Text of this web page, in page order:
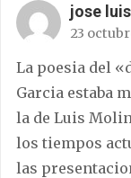
jose
23
La poesia del
Garcia estaba
la de Luis
los tiempos
las